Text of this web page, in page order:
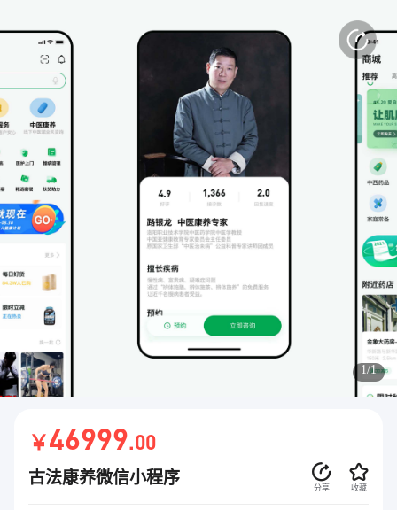
1/1
￥46999.00
古法康养微信小程序
分享 收藏
(3s)
(3s)